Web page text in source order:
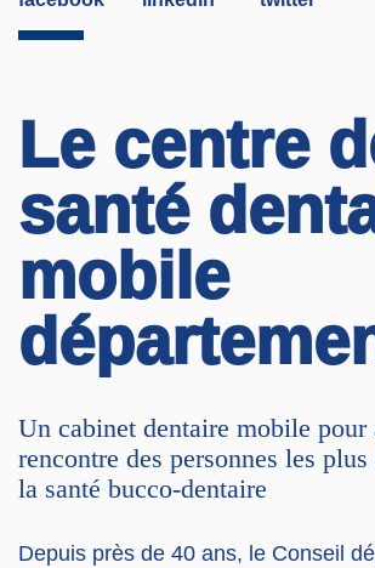
Le centre
santé
mobile
Un cabinet dentaire mobile pour
rencontre des personnes les
la santé bucco-dentaire
Depuis près de 40 ans, le Conseil